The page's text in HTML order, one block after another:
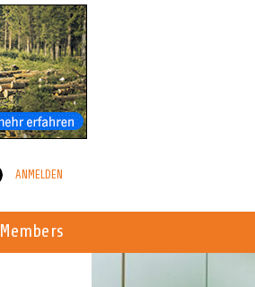
ANMELDEN
Members